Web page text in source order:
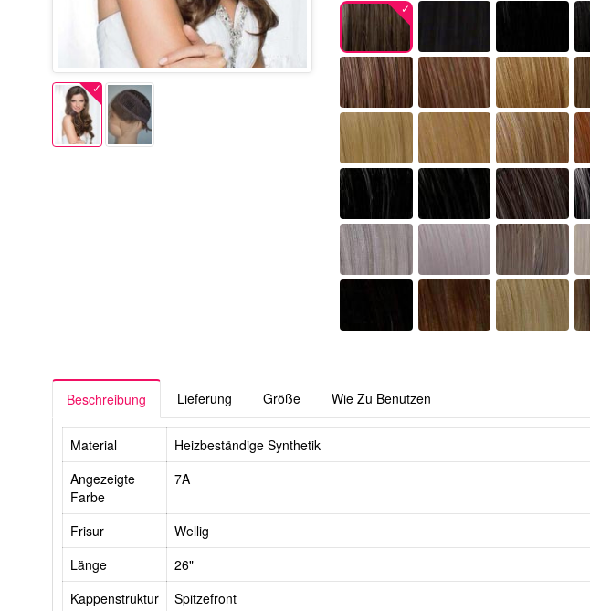
Beschreibung Lieferung Größe Wie Zu Benutzen
Material
Heizbeständige Synthetik
Angezeigte
Farbe
7A
Frisur
Wellig
Länge
26"
Kappenstruktur
Spitzefront